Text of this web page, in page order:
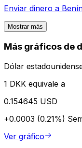
Enviar dinero a
Mostrar más
Más gráficos de
Dólar
1 DKK equivale a
0.154645 USD
+0.0003 (0.21%)
Ver gráfico